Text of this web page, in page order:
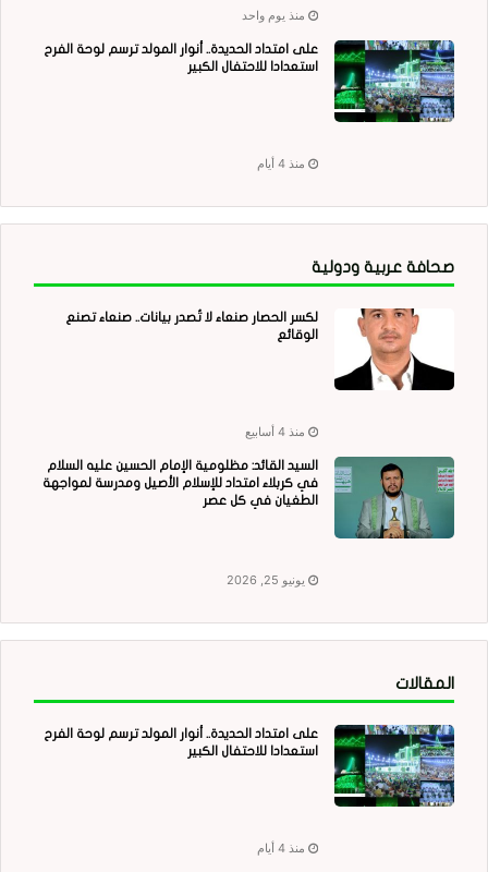
منذ يوم واحد
على امتداد الحديدة.. أنوار المولد ترسم لوحة الفرح
استعدادا للاحتفال الكبير
منذ 4 أيام
صحافة عربية ودولية
لكسر الحصار صنعاء لا تُصدر بيانات.. صنعاء تصنع
الوقائع
منذ 4 أسابيع
السيد القائد: مظلومية الإمام الحسين عليه السلام
في كربلاء امتداد للإسلام الأصيل ومدرسة لمواجهة
الطغيان في كل عصر
يونيو 25, 2026
المقالات
على امتداد الحديدة.. أنوار المولد ترسم لوحة الفرح
استعدادا للاحتفال الكبير
منذ 4 أيام